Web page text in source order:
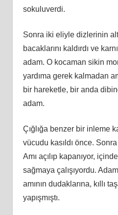
sokuluverdi.
Sonra iki eliyle dizlerinin
bacaklarını kaldırdı ve
adam. O kocaman sikin
yardıma gerek kalmadan
bir hareketle, bir anda
adam.
Çığlığa benzer bir inleme
vücudu kasıldı önce.
Amı açılıp kapanıyor,
sağmaya çalışıyordu.
amının dudaklarına, kıllı
yapışmıştı.